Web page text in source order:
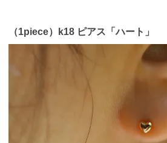
（1piece）k18 ピアス「ハート」